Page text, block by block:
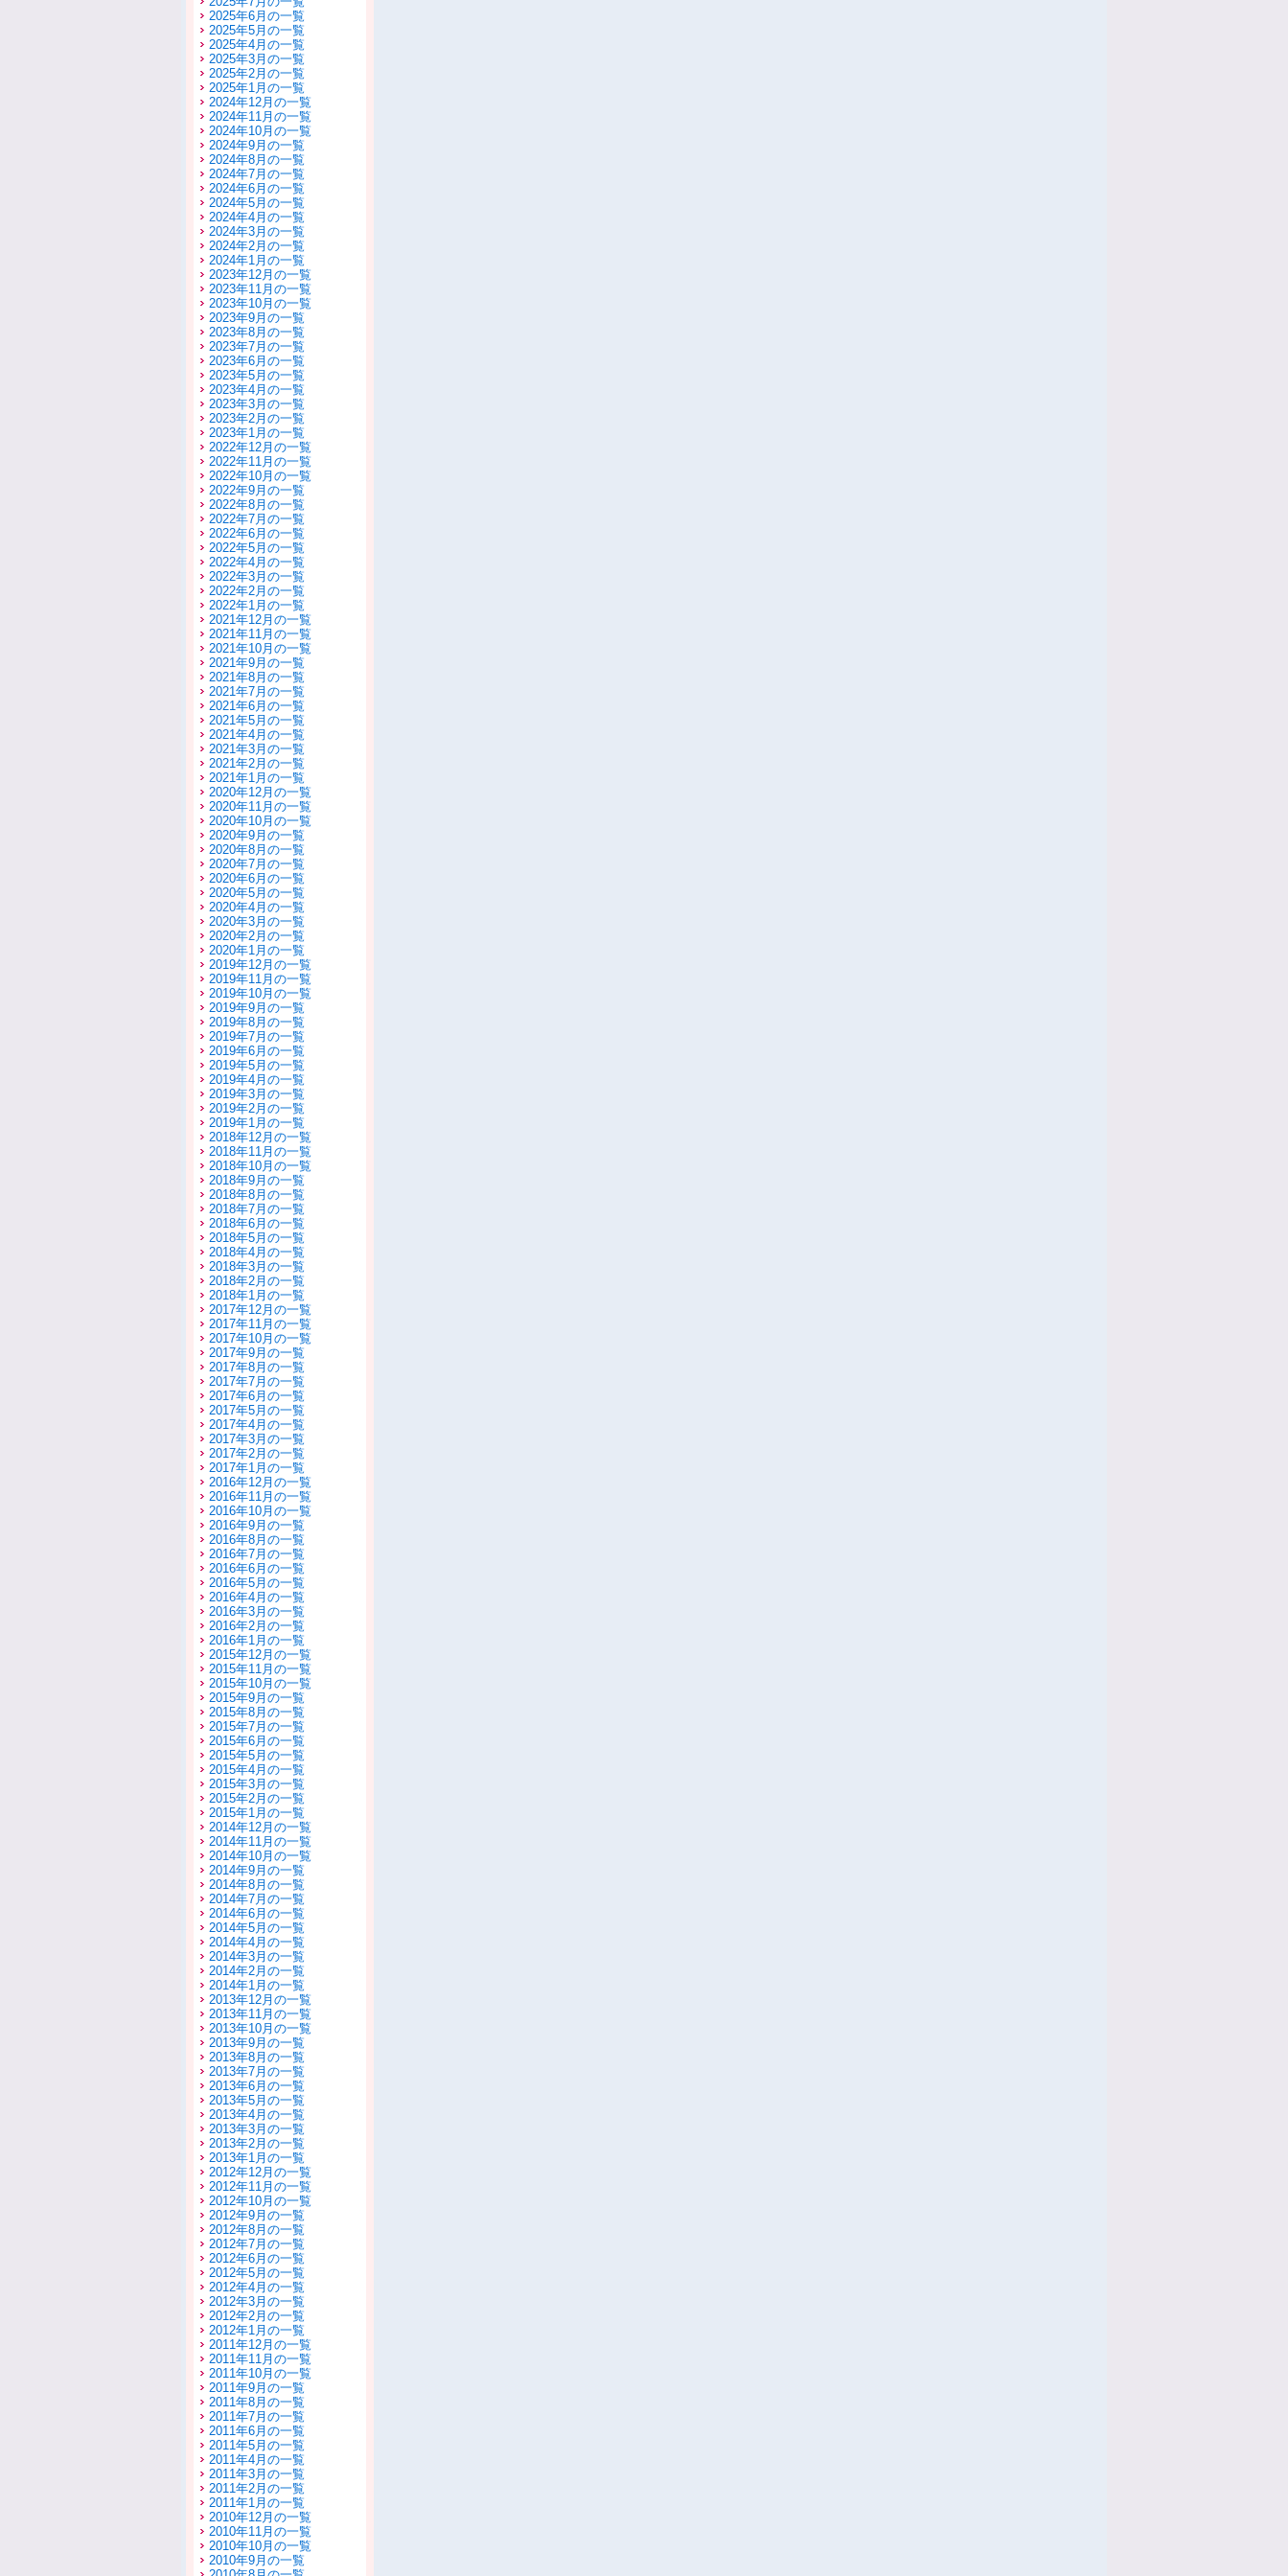
2025年6月の一覧
2025年5月の一覧
2025年4月の一覧
2025年3月の一覧
2025年2月の一覧
2025年1月の一覧
2024年12月の一覧
2024年11月の一覧
2024年10月の一覧
2024年9月の一覧
2024年8月の一覧
2024年7月の一覧
2024年6月の一覧
2024年5月の一覧
2024年4月の一覧
2024年3月の一覧
2024年2月の一覧
2024年1月の一覧
2023年12月の一覧
2023年11月の一覧
2023年10月の一覧
2023年9月の一覧
2023年8月の一覧
2023年7月の一覧
2023年6月の一覧
2023年5月の一覧
2023年4月の一覧
2023年3月の一覧
2023年2月の一覧
2023年1月の一覧
2022年12月の一覧
2022年11月の一覧
2022年10月の一覧
2022年9月の一覧
2022年8月の一覧
2022年7月の一覧
2022年6月の一覧
2022年5月の一覧
2022年4月の一覧
2022年3月の一覧
2022年2月の一覧
2022年1月の一覧
2021年12月の一覧
2021年11月の一覧
2021年10月の一覧
2021年9月の一覧
2021年8月の一覧
2021年7月の一覧
2021年6月の一覧
2021年5月の一覧
2021年4月の一覧
2021年3月の一覧
2021年2月の一覧
2021年1月の一覧
2020年12月の一覧
2020年11月の一覧
2020年10月の一覧
2020年9月の一覧
2020年8月の一覧
2020年7月の一覧
2020年6月の一覧
2020年5月の一覧
2020年4月の一覧
2020年3月の一覧
2020年2月の一覧
2020年1月の一覧
2019年12月の一覧
2019年11月の一覧
2019年10月の一覧
2019年9月の一覧
2019年8月の一覧
2019年7月の一覧
2019年6月の一覧
2019年5月の一覧
2019年4月の一覧
2019年3月の一覧
2019年2月の一覧
2019年1月の一覧
2018年12月の一覧
2018年11月の一覧
2018年10月の一覧
2018年9月の一覧
2018年8月の一覧
2018年7月の一覧
2018年6月の一覧
2018年5月の一覧
2018年4月の一覧
2018年3月の一覧
2018年2月の一覧
2018年1月の一覧
2017年12月の一覧
2017年11月の一覧
2017年10月の一覧
2017年9月の一覧
2017年8月の一覧
2017年7月の一覧
2017年6月の一覧
2017年5月の一覧
2017年4月の一覧
2017年3月の一覧
2017年2月の一覧
2017年1月の一覧
2016年12月の一覧
2016年11月の一覧
2016年10月の一覧
2016年9月の一覧
2016年8月の一覧
2016年7月の一覧
2016年6月の一覧
2016年5月の一覧
2016年4月の一覧
2016年3月の一覧
2016年2月の一覧
2016年1月の一覧
2015年12月の一覧
2015年11月の一覧
2015年10月の一覧
2015年9月の一覧
2015年8月の一覧
2015年7月の一覧
2015年6月の一覧
2015年5月の一覧
2015年4月の一覧
2015年3月の一覧
2015年2月の一覧
2015年1月の一覧
2014年12月の一覧
2014年11月の一覧
2014年10月の一覧
2014年9月の一覧
2014年8月の一覧
2014年7月の一覧
2014年6月の一覧
2014年5月の一覧
2014年4月の一覧
2014年3月の一覧
2014年2月の一覧
2014年1月の一覧
2013年12月の一覧
2013年11月の一覧
2013年10月の一覧
2013年9月の一覧
2013年8月の一覧
2013年7月の一覧
2013年6月の一覧
2013年5月の一覧
2013年4月の一覧
2013年3月の一覧
2013年2月の一覧
2013年1月の一覧
2012年12月の一覧
2012年11月の一覧
2012年10月の一覧
2012年9月の一覧
2012年8月の一覧
2012年7月の一覧
2012年6月の一覧
2012年5月の一覧
2012年4月の一覧
2012年3月の一覧
2012年2月の一覧
2012年1月の一覧
2011年12月の一覧
2011年11月の一覧
2011年10月の一覧
2011年9月の一覧
2011年8月の一覧
2011年7月の一覧
2011年6月の一覧
2011年5月の一覧
2011年4月の一覧
2011年3月の一覧
2011年2月の一覧
2011年1月の一覧
2010年12月の一覧
2010年11月の一覧
2010年10月の一覧
2010年9月の一覧